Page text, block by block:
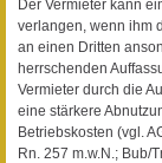
Der Vermieter kann
verlangen, wenn ihm
an einen Dritten
herrschenden
Vermieter durch die
eine stärkere
Betriebskosten (vgl.
Rn. 257 m.w.N.; Bub/